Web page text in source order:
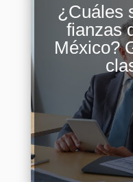
¿Cuáles
fianzas
México?
Adentrarse en
México puede
términos
embargo,